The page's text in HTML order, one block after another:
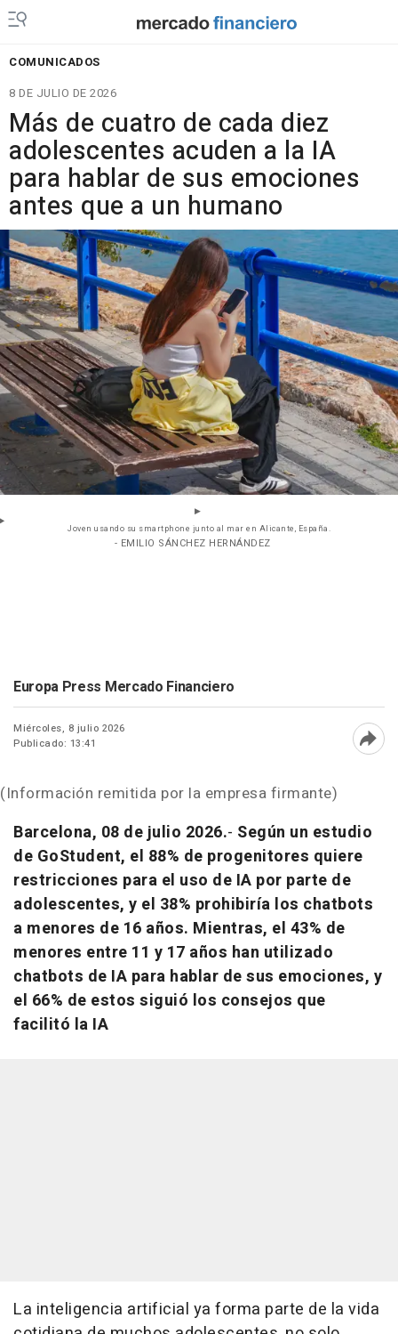
COMUNICADOS
8 DE JULIO DE 2026
Más de cuatro de cada diez
adolescentes acuden a la IA
para hablar de sus emociones
antes que a un humano
Joven usando su smartphone junto al mar en Alicante, España.
- EMILIO SÁNCHEZ HERNÁNDEZ
Europa Press Mercado Financiero
Miércoles, 8 julio 2026
Publicado: 13:41
(Información remitida por la empresa firmante)
Barcelona, 08 de julio 2026.- Según un estudio
de GoStudent, el 88% de progenitores quiere
restricciones para el uso de IA por parte de
adolescentes, y el 38% prohibiría los chatbots
a menores de 16 años. Mientras, el 43% de
menores entre 11 y 17 años han utilizado
chatbots de IA para hablar de sus emociones, y
el 66% de estos siguió los consejos que
facilitó la IA
La inteligencia artificial ya forma parte de la vida